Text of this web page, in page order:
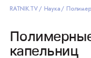
RATNIK.TV Наука
капельниц